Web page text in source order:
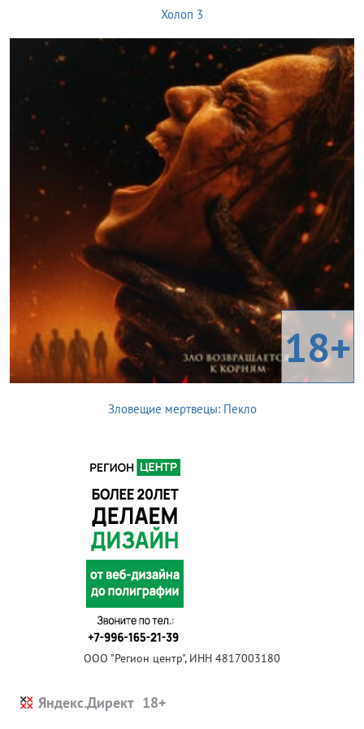
Холоп 3
18+
Зловещие мертвецы: Пекло
ООО "Регион центр", ИНН 4817003180
Яндекс.Директ